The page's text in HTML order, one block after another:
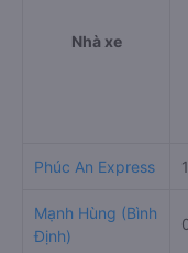
Nhà xe
Phúc An Express
Mạnh Hùng (Bình
Định)